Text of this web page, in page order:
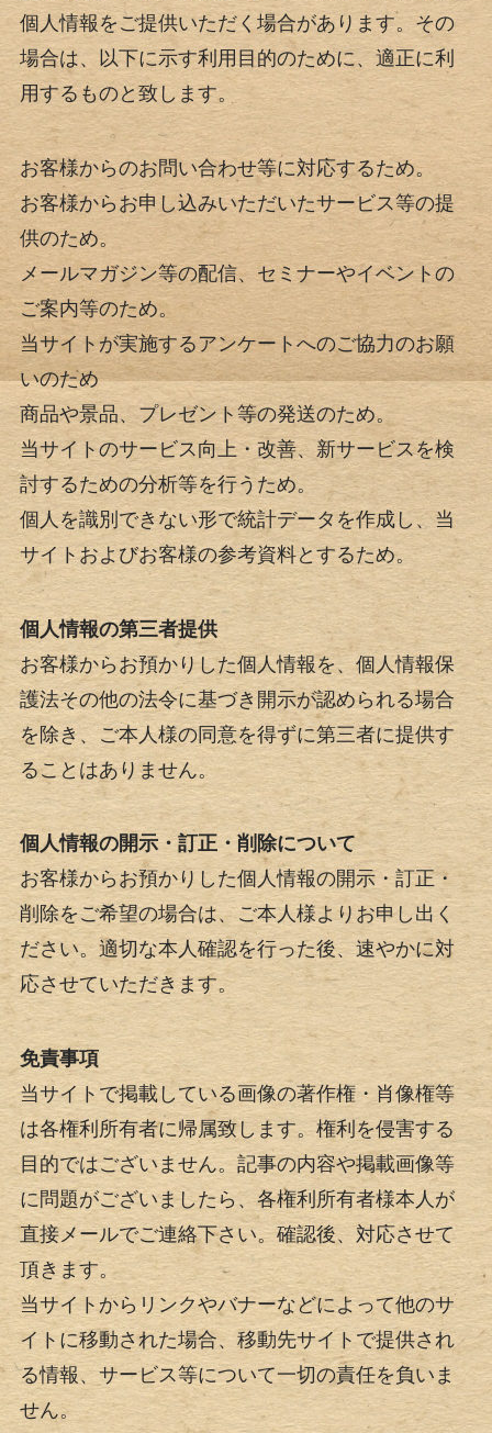
個人情報をご提供いただく場合があります。その
場合は、以下に示す利用目的のために、適正に利
用するものと致します。
お客様からのお問い合わせ等に対応するため。
お客様からお申し込みいただいたサービス等の提
供のため。
メールマガジン等の配信、セミナーやイベントの
ご案内等のため。
当サイトが実施するアンケートへのご協力のお願
いのため
商品や景品、プレゼント等の発送のため。
当サイトのサービス向上・改善、新サービスを検
討するための分析等を行うため。
個人を識別できない形で統計データを作成し、当
サイトおよびお客様の参考資料とするため。
個人情報の第三者提供
お客様からお預かりした個人情報を、個人情報保
護法その他の法令に基づき開示が認められる場合
を除き、ご本人様の同意を得ずに第三者に提供す
ることはありません。
個人情報の開示・訂正・削除について
お客様からお預かりした個人情報の開示・訂正・
削除をご希望の場合は、ご本人様よりお申し出く
ださい。適切な本人確認を行った後、速やかに対
応させていただきます。
免責事項
当サイトで掲載している画像の著作権・肖像権等
は各権利所有者に帰属致します。権利を侵害する
目的ではございません。記事の内容や掲載画像等
に問題がございましたら、各権利所有者様本人が
直接メールでご連絡下さい。確認後、対応させて
頂きます。
当サイトからリンクやバナーなどによって他のサ
イトに移動された場合、移動先サイトで提供され
る情報、サービス等について一切の責任を負いま
せん。